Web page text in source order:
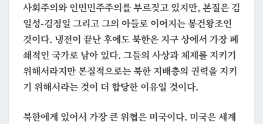
사회주의와 인민민주주의를 부르짖고 있지만, 본질은 김
일성-김정일 그리고 그의 아들로 이어지는 봉건왕조인
것이다. 냉전이 끝난 후에도 북한은 지구 상에서 가장 폐
쇄적인 국가로 남아 있다. 그들의 사상과 체제를 지키기
위해서라지만 본질적으로는 북한 지배층의 권력을 지키
기 위해서라는 것이 더 합당한 이유일 것이다.
북한에게 있어서 가장 큰 위협은 미국이다. 미국은 세계